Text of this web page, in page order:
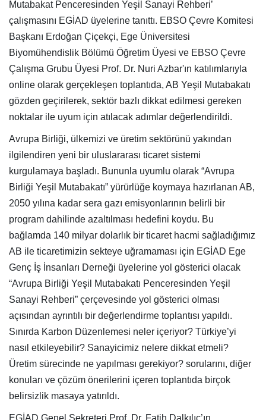
Mutabakat Penceresinden Yeşil Sanayi Rehberi’
çalışmasını EGİAD üyelerine tanıttı. EBSO Çevre Komitesi
Başkanı Erdoğan Çiçekçi, Ege Üniversitesi
Biyomühendislik Bölümü Öğretim Üyesi ve EBSO Çevre
Çalışma Grubu Üyesi Prof. Dr. Nuri Azbar'ın katılımlarıyla
online olarak gerçekleşen toplantıda, AB Yeşil Mutabakatı
gözden geçirilerek, sektör bazlı dikkat edilmesi gereken
noktalar ile uyum için atılacak adımlar değerlendirildi.
Avrupa Birliği, ülkemizi ve üretim sektörünü yakından
ilgilendiren yeni bir uluslararası ticaret sistemi
kurgulamaya başladı. Bununla uyumlu olarak “Avrupa
Birliği Yeşil Mutabakatı” yürürlüğe koymaya hazırlanan AB,
2050 yılına kadar sera gazı emisyonlarının belirli bir
program dahilinde azaltılması hedefini koydu. Bu
bağlamda 140 milyar dolarlık bir ticaret hacmi sağladığımız
AB ile ticaretimizin sekteye uğramaması için EGİAD Ege
Genç İş İnsanları Derneği üyelerine yol gösterici olacak
“Avrupa Birliği Yeşil Mutabakatı Penceresinden Yeşil
Sanayi Rehberi” çerçevesinde yol gösterici olması
açısından ayrıntılı bir değerlendirme toplantısı yapıldı.
Sınırda Karbon Düzenlemesi neler içeriyor? Türkiye’yi
nasıl etkileyebilir? Sanayicimiz nelere dikkat etmeli?
Üretim sürecinde ne yapılması gerekiyor? sorularını, diğer
konuları ve çözüm önerilerini içeren toplantıda birçok
belirsizlik masaya yatırıldı.
EGİAD Genel Sekreteri Prof. Dr. Fatih Dalkılıç’ın